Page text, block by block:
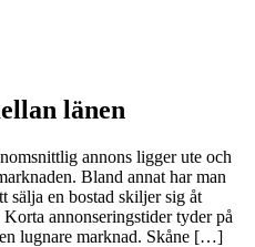
länen
annons ligger ute och
Bland annat har man
sälja en bostad skiljer sig åt
annonseringstider tyder på
lugnare marknad. Skåne […]